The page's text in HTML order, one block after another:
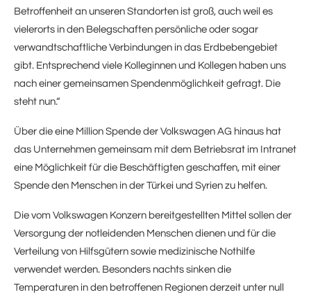
Betroffenheit an unseren Standorten ist groß, auch weil es
vielerorts in den Belegschaften persönliche oder sogar
verwandtschaftliche Verbindungen in das Erdbebengebiet
gibt. Entsprechend viele Kolleginnen und Kollegen haben uns
nach einer gemeinsamen Spendenmöglichkeit gefragt. Die
steht nun.“
Über die eine Million Spende der Volkswagen AG hinaus hat
das Unternehmen gemeinsam mit dem Betriebsrat im Intranet
eine Möglichkeit für die Beschäftigten geschaffen, mit einer
Spende den Menschen in der Türkei und Syrien zu helfen.
Die vom Volkswagen Konzern bereitgestellten Mittel sollen der
Versorgung der notleidenden Menschen dienen und für die
Verteilung von Hilfsgütern sowie medizinische Nothilfe
verwendet werden. Besonders nachts sinken die
Temperaturen in den betroffenen Regionen derzeit unter null